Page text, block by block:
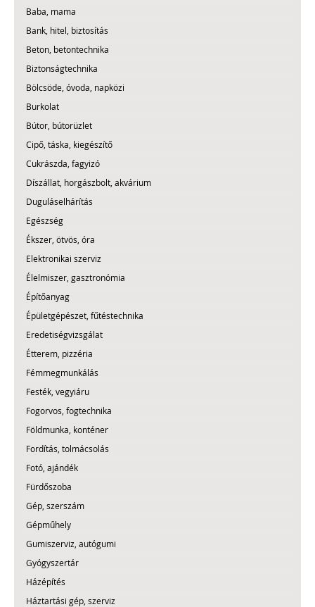
Baba, mama
Bank, hitel, biztosítás
Beton, betontechnika
Biztonságtechnika
Bölcsöde, óvoda, napközi
Burkolat
Bútor, bútorüzlet
Cipő, táska, kiegészítő
Cukrászda, fagyizó
Díszállat, horgászbolt, akvárium
Duguláselhárítás
Egészség
Ékszer, ötvös, óra
Elektronikai szerviz
Élelmiszer, gasztronómia
Építőanyag
Épületgépészet, fűtéstechnika
Eredetiségvizsgálat
Étterem, pizzéria
Fémmegmunkálás
Festék, vegyiáru
Fogorvos, fogtechnika
Földmunka, konténer
Fordítás, tolmácsolás
Fotó, ajándék
Fürdőszoba
Gép, szerszám
Gépműhely
Gumiszerviz, autógumi
Gyógyszertár
Házépítés
Háztartási gép, szerviz